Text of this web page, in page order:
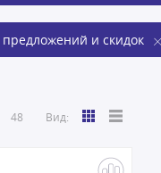
и скидок
48 Вид: